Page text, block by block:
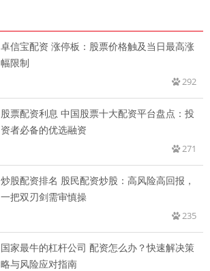
卓信宝配资 涨停板：股票价格触及当日最高涨
幅限制
292
股票配资利息 中国股票十大配资平台盘点：投
资者必备的优选融资
271
炒股配资排名 股民配资炒股：高风险高回报，
一把双刃剑需审慎操
235
国家最牛的杠杆公司 配资怎么办？快速解决策
略与风险应对指南